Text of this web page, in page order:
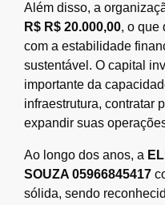
Além disso, a
R$ R$ 20.000,00, o que
com a estabilidade
sustentável. O capital
importante da
infraestrutura, contratar
expandir suas
Ao longo dos anos, a
SOUZA 05966845417
sólida, sendo